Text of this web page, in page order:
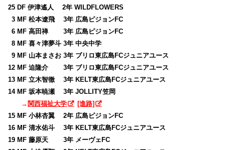
25 DF 伊津遙人 2年 WILDFLOWERS
03 MF 松本遼飛 3年 広島ピジョンFC
06 MF 高田禅 3年 広島ピジョンFC
08 MF 喜々津夢斗 3年 中央中学
09 MF 山本まさお 3年 ブリロ東広島FCジュニアユース
12 MF 迫隆介 3年 ブリロ東広島FCジュニアユース
13 MF 立木智徹 3年 KELT東広島FCジュニアユース
14 MF 坂本暁瀬 3年 JOLLITY笠岡
→ 関西福祉大学
[進路]
15 MF 小林杏翼 2年 広島ピジョンFC
16 MF 清水佑斗 3年 KELT東広島FCジュニアユース
19 MF 藤原天 3年 メーヴェFC